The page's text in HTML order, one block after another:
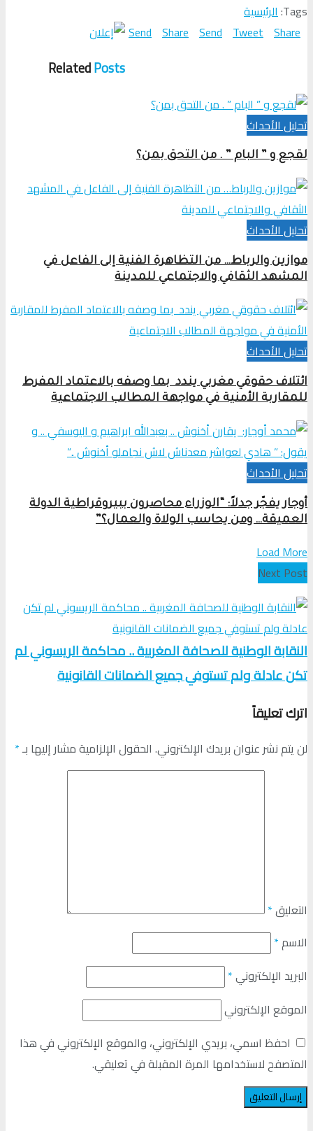
Tags: الرئيسية
Share
Tweet
Send
Share
Send
RelatedPosts
تحلیل الأحداث
لقجع و ” البام ” . من التحق بمن؟
تحلیل الأحداث
موازين والرباط… من التظاهرة الفنية إلى الفاعل في
المشهد الثقافي والاجتماعي للمدينة
تحلیل الأحداث
ائتلاف حقوقي مغربي يندد بما وصفه بالاعتماد المفرط
للمقاربة الأمنية في مواجهة المطالب الاجتماعية
تحلیل الأحداث
أوجار يفجّر جدلاً: “الوزراء محاصرون ببيروقراطية الدولة
العميقة… ومن يحاسب الولاة والعمال؟”
Load More
Next Post
النقابة الوطنية للصحافة المغربية .. محاكمة الريسوني لم
تكن عادلة ولم تستوفي جميع الضمانات القانونية
اترك تعليقاً
لن يتم نشر عنوان بريدك الإلكتروني. الحقول الإلزامية مشار إليها بـ*
التعليق*
الاسم*
البريد الإلكتروني*
الموقع الإلكتروني
احفظ اسمي، بريدي الإلكتروني، والموقع الإلكتروني في هذا
المتصفح لاستخدامها المرة المقبلة في تعليقي.